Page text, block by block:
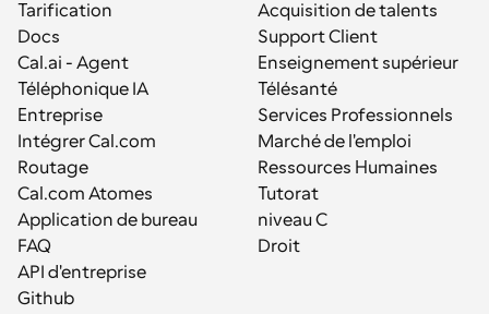
Tarification
Docs
Cal.ai - Agent
Téléphonique IA
Entreprise
Intégrer Cal.com
Routage
Cal.com Atomes
Application de bureau
FAQ
API d'entreprise
Github
Acquisition de talents
Support Client
Enseignement supérieur
Télésanté
Services Professionnels
Marché de l'emploi
Ressources Humaines
Tutorat
niveau C
Droit